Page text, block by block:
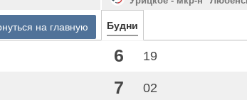
на главную Будни
6 19
7 02